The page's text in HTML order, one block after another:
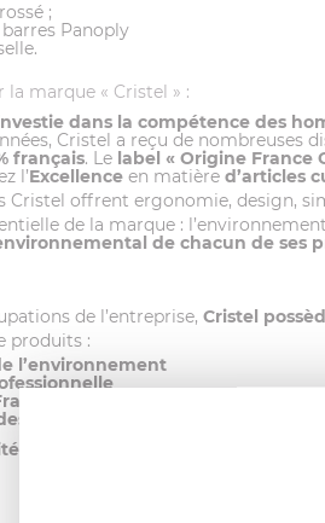
;
Panoply
marque « Cristel » :
dans la compétence des
Cristel a reçu de nombreuses
français. Le label « Origine France
l’Excellence en matière d’articles
Cristel offrent ergonomie, design,
de la marque :
de chacun de ses
de l’entreprise, Cristel
produits :
l’environnement
organismes indépendants
est optimale grâce aux